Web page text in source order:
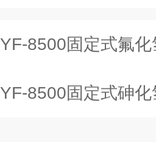
YF-8500固定式氟
YF-8500固定式砷